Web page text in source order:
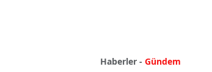
Haberler - Gündem